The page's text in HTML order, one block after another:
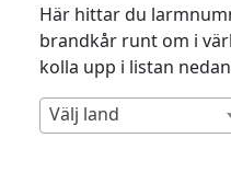
Här hittar du
brandkår runt om i
kolla upp i listan
Välj land